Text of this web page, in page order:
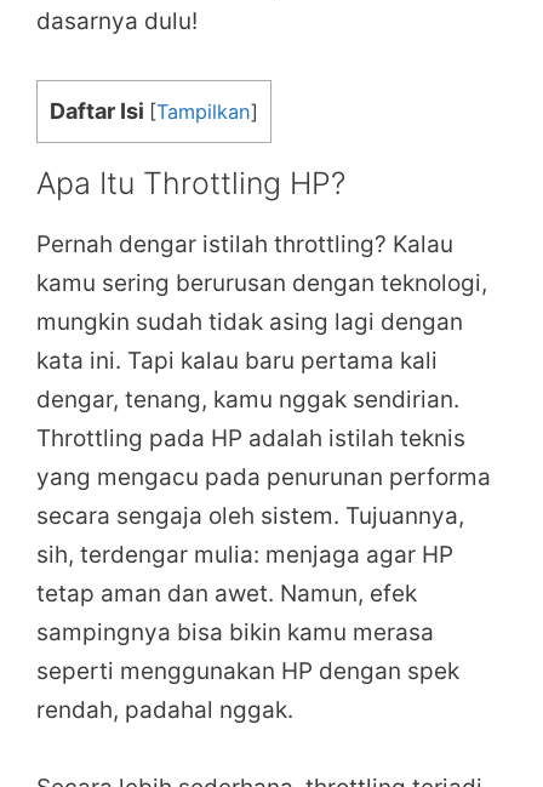
dasarnya dulu!
Daftar Isi [Tampilkan]
Apa Itu Throttling HP?
Pernah dengar istilah throttling? Kalau
kamu sering berurusan dengan teknologi,
mungkin sudah tidak asing lagi dengan
kata ini. Tapi kalau baru pertama kali
dengar, tenang, kamu nggak sendirian.
Throttling pada HP adalah istilah teknis
yang mengacu pada penurunan performa
secara sengaja oleh sistem. Tujuannya,
sih, terdengar mulia: menjaga agar HP
tetap aman dan awet. Namun, efek
sampingnya bisa bikin kamu merasa
seperti menggunakan HP dengan spek
rendah, padahal nggak.